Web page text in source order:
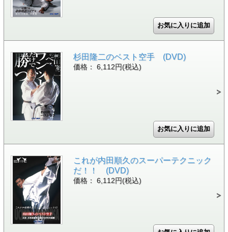
杉田隆二のベスト空手 (DVD)
価格： 6,112円(税込)
これが内田順久のスーパーテクニック
だ！！ (DVD)
価格： 6,112円(税込)